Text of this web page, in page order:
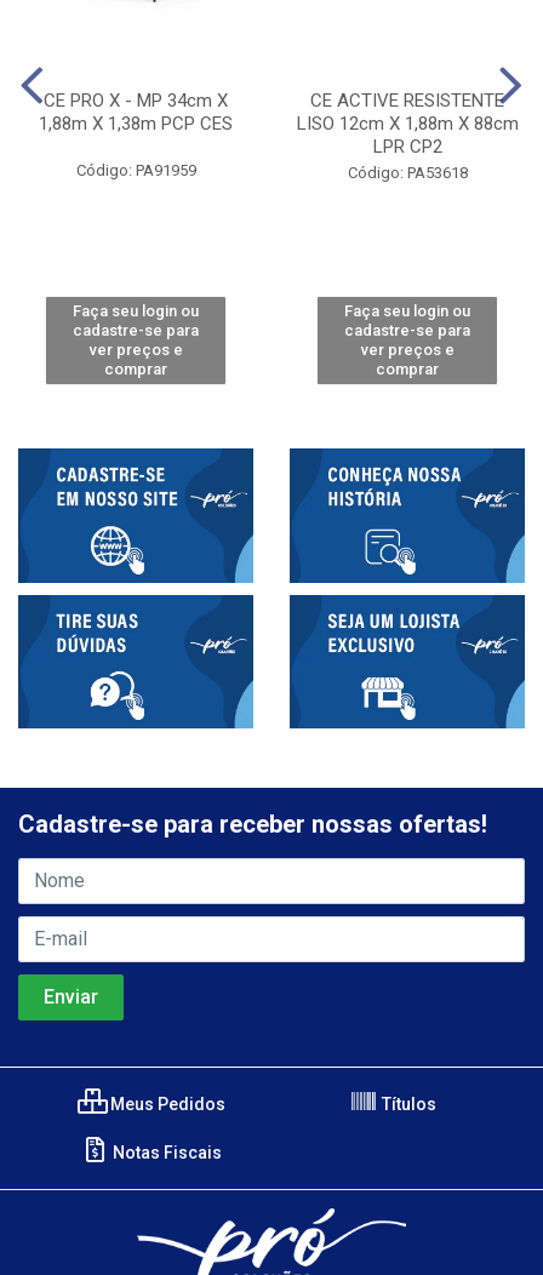
CE PRO X - MP 34cm X
1,88m X 1,38m PCP CES
Código: PA91959
Faça seu login ou
cadastre-se para
ver preços e
comprar
CE ACTIVE RESISTENTE
LISO 12cm X 1,88m X 88cm
LPR CP2
Código: PA53618
Faça seu login ou
cadastre-se para
ver preços e
comprar
Cadastre-se para receber nossas ofertas!
Meus Pedidos Títulos
Notas Fiscais